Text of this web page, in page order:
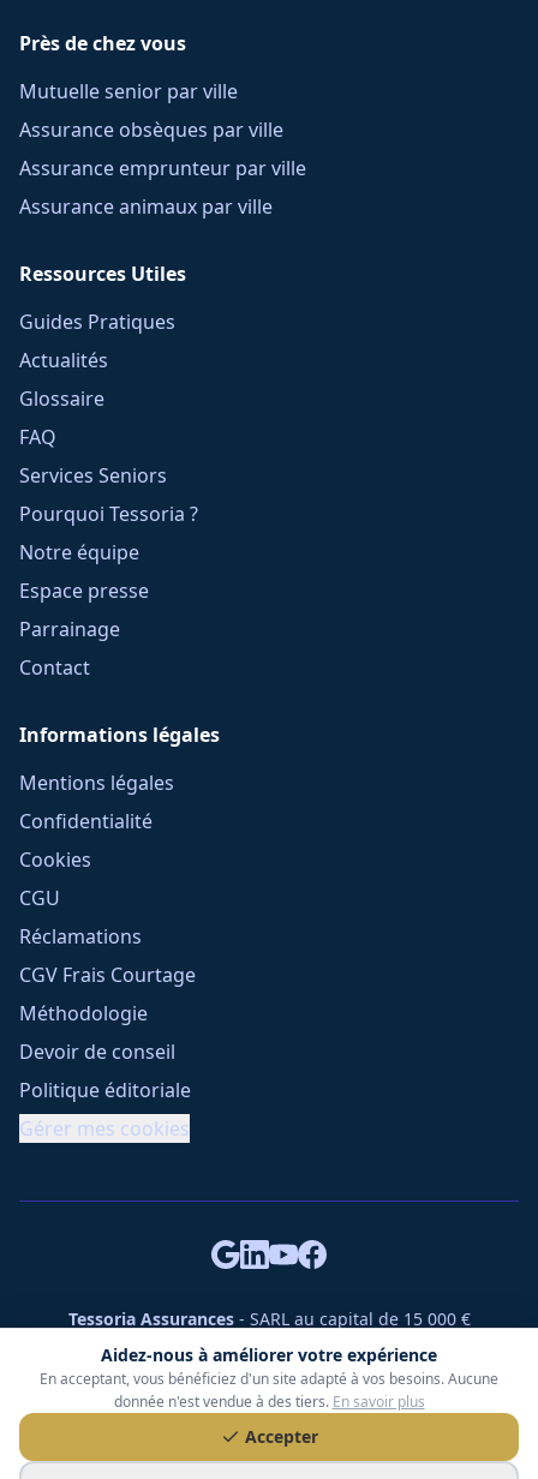
Aidez-nous à améliorer votre expérience
En acceptant, vous bénéficiez d'un site adapté à vos besoins. Aucune
donnée n'est vendue à des tiers. En savoir plus
Accepter
Près de chez vous
Mutuelle senior par ville
Assurance obsèques par ville
Assurance emprunteur par ville
Assurance animaux par ville
Ressources Utiles
Guides Pratiques
Actualités
Glossaire
FAQ
Services Seniors
Pourquoi Tessoria ?
Notre équipe
Espace presse
Parrainage
Contact
Informations légales
Mentions légales
Confidentialité
Cookies
CGU
Réclamations
CGV Frais Courtage
Méthodologie
Devoir de conseil
Politique éditoriale
Gérer mes cookies
Tessoria Assurances- SARL au capital de 15 000 €
ORIAS n° 25007309 - RCS 990 206 179 - Membre du réseau
360 Courtage
RC Pro : Klarity - Contrat n° CCOUK000785
49 chemin des Gardettes Sine, 06570 Saint-Paul-de-Vence